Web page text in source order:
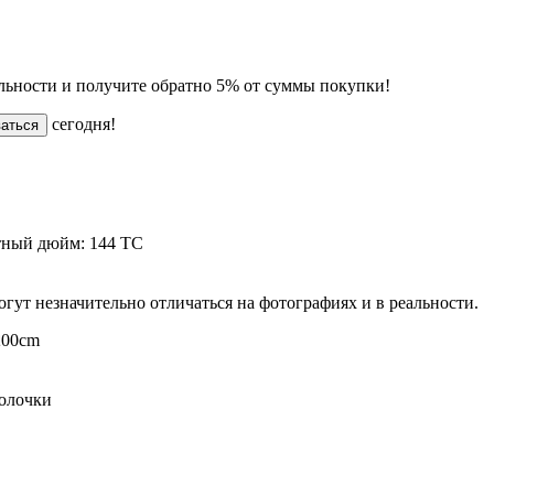
и получите обратно 5% от суммы покупки!
сегодня!
дюйм: 144 TC
незначительно отличаться на фотографиях и в реальности.